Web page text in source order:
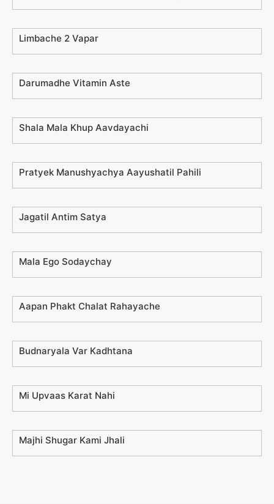
Limbache 2 Vapar
Darumadhe Vitamin Aste
Shala Mala Khup Aavdayachi
Pratyek Manushyachya Aayushatil Pahili
Jagatil Antim Satya
Mala Ego Sodaychay
Aapan Phakt Chalat Rahayache
Budnaryala Var Kadhtana
Mi Upvaas Karat Nahi
Majhi Shugar Kami Jhali